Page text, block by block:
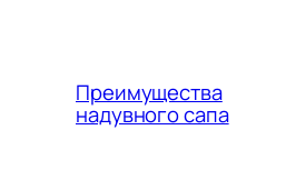
Преимущества
надувного сапа